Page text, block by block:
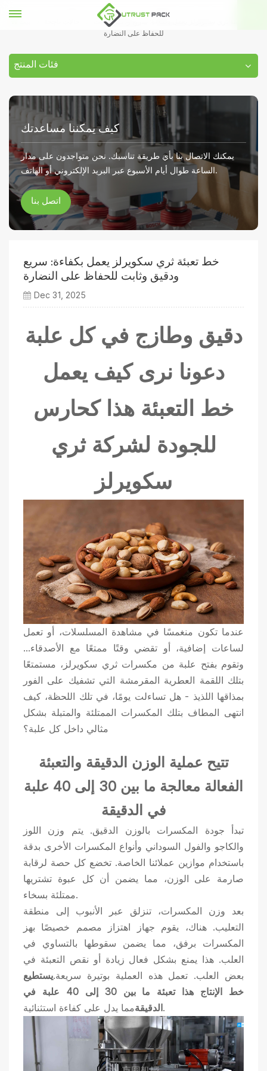
خط تعبئة ثري سكويرلز يعمل بكفاءة: سريع ودقيق وثابت
للحفاظ على النضارة
فئات المنتج
كيف يمكننا مساعدتك
يمكنك الاتصال بنا بأي طريقة تناسبك. نحن متواجدون على مدار
الساعة طوال أيام الأسبوع عبر البريد الإلكتروني أو الهاتف.
اتصل بنا
خط تعبئة ثري سكويرلز يعمل بكفاءة: سريع
ودقيق وثابت للحفاظ على النضارة
Dec 31, 2025
دقيق وطازج في كل علبة
دعونا نرى كيف يعمل
خط التعبئة هذا كحارس
للجودة لشركة ثري
سكويرلز
عندما تكون منغمسًا في مشاهدة المسلسلات، أو تعمل
لساعات إضافية، أو تقضي وقتًا ممتعًا مع الأصدقاء...
وتقوم بفتح علبة من مكسرات ثري سكويرلز، مستمتعًا
بتلك اللقمة العطرية المقرمشة التي تشفيك على الفور
بمذاقها اللذيذ - هل تساءلت يومًا، في تلك اللحظة، كيف
انتهى المطاف بتلك المكسرات الممتلئة والمتبلة بشكل
مثالي داخل كل علبة؟
تتيح عملية الوزن الدقيقة والتعبئة
الفعالة معالجة ما بين 30 إلى 40 علبة
في الدقيقة
تبدأ جودة المكسرات بالوزن الدقيق. يتم وزن اللوز
والكاجو والفول السوداني وأنواع المكسرات الأخرى بدقة
باستخدام موازين عملائنا الخاصة. تخضع كل حصة لرقابة
صارمة على الوزن، مما يضمن أن كل عبوة تشتريها
ممتلئة بسخاء.
بعد وزن المكسرات، تنزلق عبر الأنبوب إلى منطقة
التعليب. هناك، يقوم جهاز اهتزاز مصمم خصيصًا بهز
المكسرات برفق، مما يضمن سقوطها بالتساوي في
العلب. هذا يمنع بشكل فعال زيادة أو نقص التعبئة في
بعض العلب. تعمل هذه العملية بوتيرة سريعة.يستطيع
خط الإنتاج هذا تعبئة ما بين 30 إلى 40 علبة في
الدقيقةمما يدل على كفاءة استثنائية.